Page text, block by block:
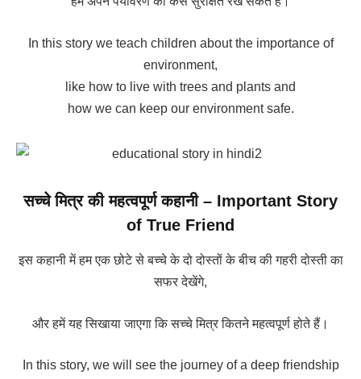
In this story we teach children about the importance of
environment,
like how to live with trees and plants and
how we can keep our environment safe.
सच्चे मित्र की महत्वपूर्ण कहानी – Important Story
of True Friend
इस कहानी में हम एक छोटे से बच्चे के दो दोस्तों के बीच की गहरी दोस्ती का
सफर देखेंगे,
और हमें यह सिखाया जाएगा कि सच्चे मित्र कितने महत्वपूर्ण होते हैं।
In this story, we will see the journey of a deep friendship